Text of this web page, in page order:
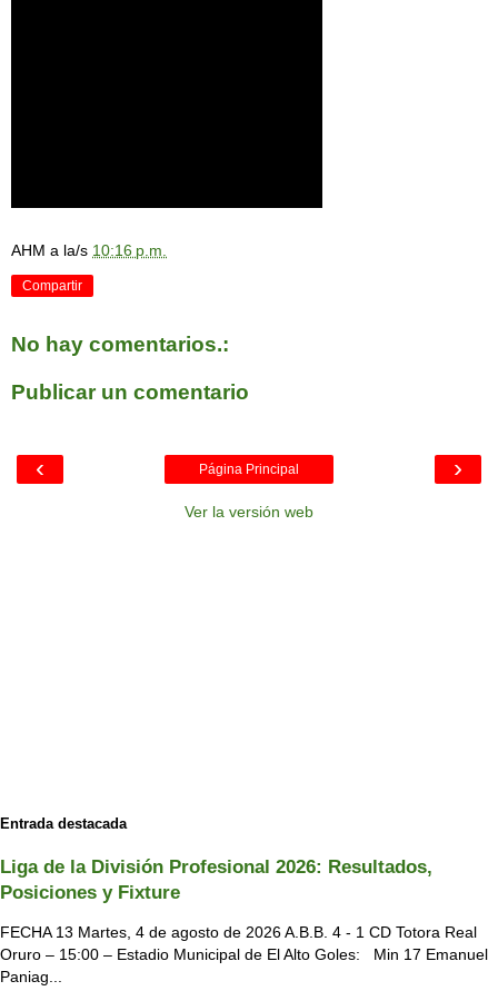
AHM a la/s 10:16 p.m.
Compartir
No hay comentarios.:
Publicar un comentario
‹ ›
Página Principal
Ver la versión web
Entrada destacada
Liga de la División Profesional 2026: Resultados,
Posiciones y Fixture
FECHA 13 Martes, 4 de agosto de 2026 A.B.B. 4 - 1 CD Totora Real
Oruro – 15:00 – Estadio Municipal de El Alto Goles: Min 17 Emanuel
Paniag...